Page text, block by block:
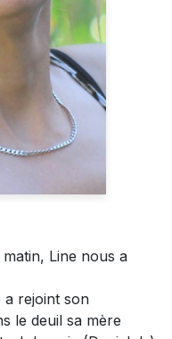
Line nous a
a rejoint son
le deuil sa mère